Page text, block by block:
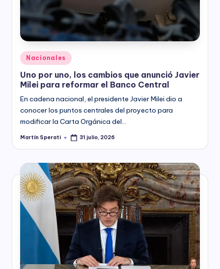
Posted
in
Nacionales
Uno por uno, los cambios que anunció Javier
Milei para reformar el Banco Central
En cadena nacional, el presidente Javier Milei dio a
conocer los puntos centrales del proyecto para
modificar la Carta Orgánica del…
Posted
Martín Sperati 31 julio, 2026